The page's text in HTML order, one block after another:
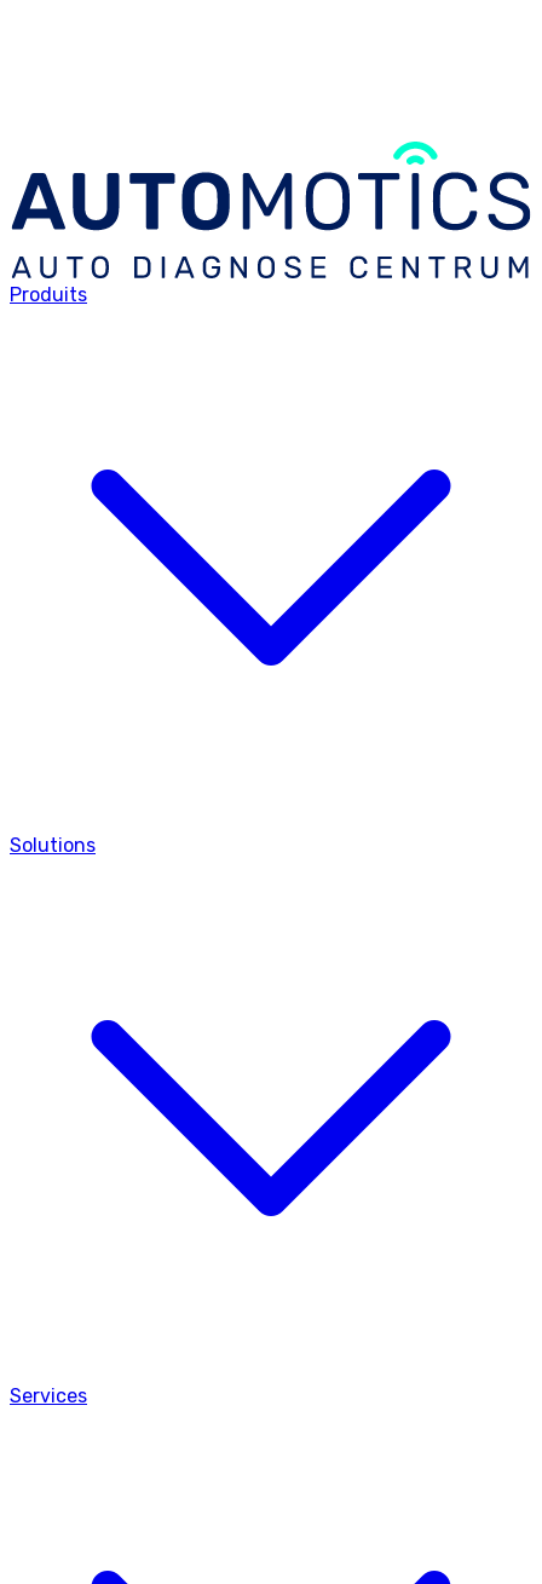
Produits
Solutions
Services